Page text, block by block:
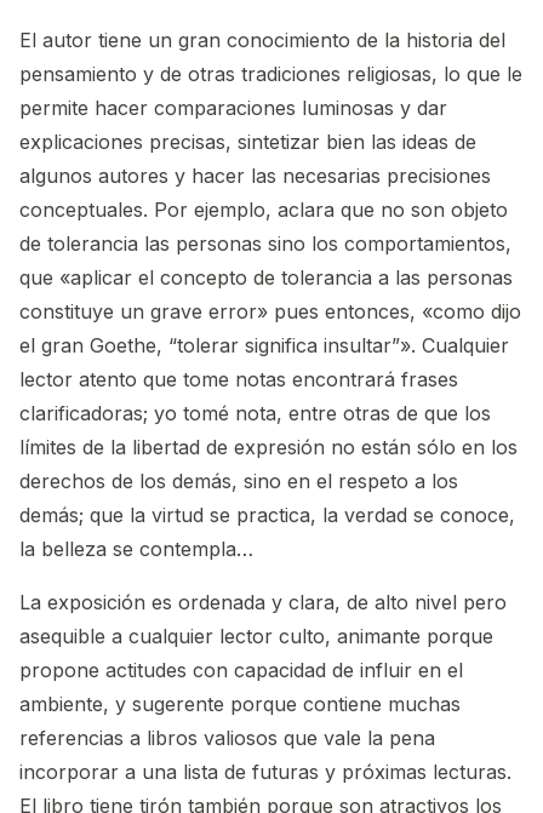
El autor tiene un gran conocimiento de la historia del
pensamiento y de otras tradiciones religiosas, lo que le
permite hacer comparaciones luminosas y dar
explicaciones precisas, sintetizar bien las ideas de
algunos autores y hacer las necesarias precisiones
conceptuales. Por ejemplo, aclara que no son objeto
de tolerancia las personas sino los comportamientos,
que «aplicar el concepto de tolerancia a las personas
constituye un grave error» pues entonces, «como dijo
el gran Goethe, “tolerar significa insultar”». Cualquier
lector atento que tome notas encontrará frases
clarificadoras; yo tomé nota, entre otras de que los
límites de la libertad de expresión no están sólo en los
derechos de los demás, sino en el respeto a los
demás; que la virtud se practica, la verdad se conoce,
la belleza se contempla…
La exposición es ordenada y clara, de alto nivel pero
asequible a cualquier lector culto, animante porque
propone actitudes con capacidad de influir en el
ambiente, y sugerente porque contiene muchas
referencias a libros valiosos que vale la pena
incorporar a una lista de futuras y próximas lecturas.
El libro tiene tirón también porque son atractivos los